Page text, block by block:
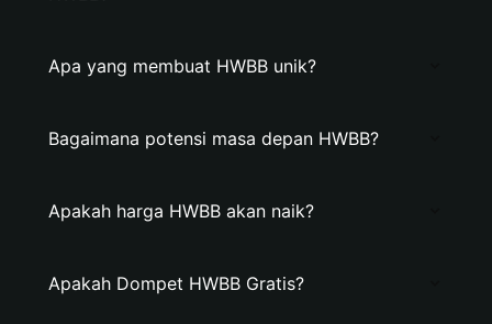
Apa yang membuat HWBB unik?
Bagaimana potensi masa depan HWBB?
Apakah harga HWBB akan naik?
Apakah Dompet HWBB Gratis?